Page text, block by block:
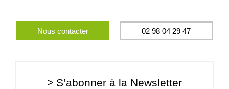
Nous contacter 02 98 04 29 47
> S’abonner à la Newsletter